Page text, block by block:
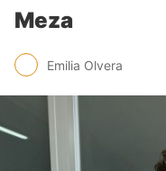
Meza
Emilia Olvera